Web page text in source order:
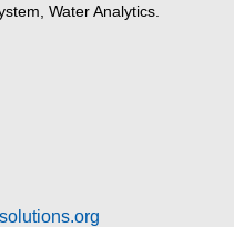
Water Analytics.